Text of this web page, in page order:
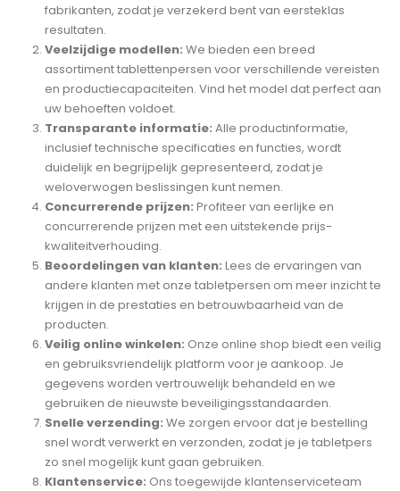
fabrikanten, zodat je verzekerd bent van eersteklas
resultaten.
Veelzijdige modellen: We bieden een breed
assortiment tablettenpersen voor verschillende vereisten
en productiecapaciteiten. Vind het model dat perfect aan
uw behoeften voldoet.
Transparante informatie: Alle productinformatie,
inclusief technische specificaties en functies, wordt
duidelijk en begrijpelijk gepresenteerd, zodat je
weloverwogen beslissingen kunt nemen.
Concurrerende prijzen: Profiteer van eerlijke en
concurrerende prijzen met een uitstekende prijs-
kwaliteitverhouding.
Beoordelingen van klanten: Lees de ervaringen van
andere klanten met onze tabletpersen om meer inzicht te
krijgen in de prestaties en betrouwbaarheid van de
producten.
Veilig online winkelen: Onze online shop biedt een veilig
en gebruiksvriendelijk platform voor je aankoop. Je
gegevens worden vertrouwelijk behandeld en we
gebruiken de nieuwste beveiligingsstandaarden.
Snelle verzending: We zorgen ervoor dat je bestelling
snel wordt verwerkt en verzonden, zodat je je tabletpers
zo snel mogelijk kunt gaan gebruiken.
Klantenservice: Ons toegewijde klantenserviceteam